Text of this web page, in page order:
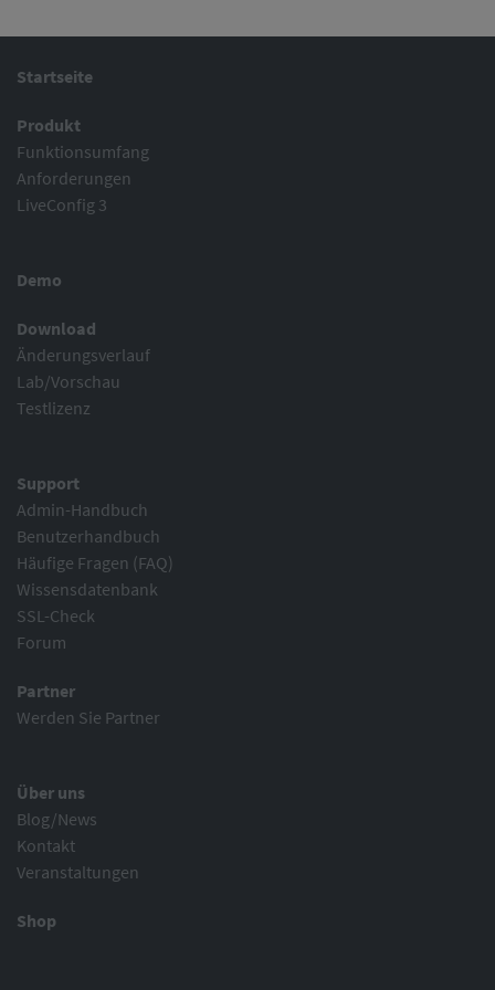
Startseite
Produkt
Funktionsumfang
Anforderungen
LiveConfig 3
Demo
Download
Änderungsverlauf
Lab/Vorschau
Testlizenz
Support
Admin-Handbuch
Benutzerhandbuch
Häufige Fragen (FAQ)
Wissensdatenbank
SSL-Check
Forum
Partner
Werden Sie Partner
Über uns
Blog/News
Kontakt
Veranstaltungen
Shop